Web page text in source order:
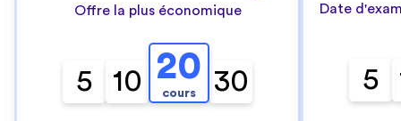
Offre la plus économique
5 10 20
cours 30
Date
5